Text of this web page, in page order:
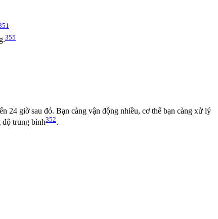
355
giờ sau đó. Bạn càng vận động nhiều, cơ thể bạn càng xử lý
trung bình352.